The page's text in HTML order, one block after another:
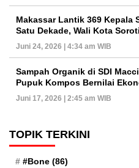
Makassar Lantik 369 Kepala
Satu Dekade, Wali Kota
Juni 24, 2026 | 4:34 am WIB
Sampah Organik di SDI
Pupuk Kompos Bernilai
Juni 17, 2026 | 2:45 am WIB
TOPIK TERKINI
#Bone (86)